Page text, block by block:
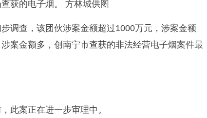
获的电子烟。 方林城供图
调查，该团伙涉案金额超过1000万元，涉案金额
案金额多，创南宁市查获的非法经营电子烟案件最
此案正在进一步审理中。